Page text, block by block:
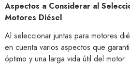
Aspectos a Considerar al
Motores Diésel
Al seleccionar juntas para motores
en cuenta varios aspectos que
óptimo y una larga vida útil del motor: